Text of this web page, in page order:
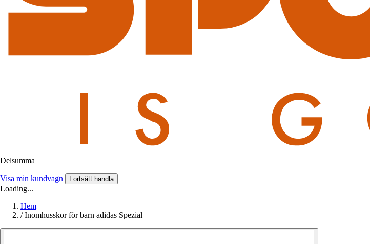
Delsumma
Visa min kundvagn Fortsätt handla
Loading...
Hem
/ Inomhusskor för barn adidas Spezial